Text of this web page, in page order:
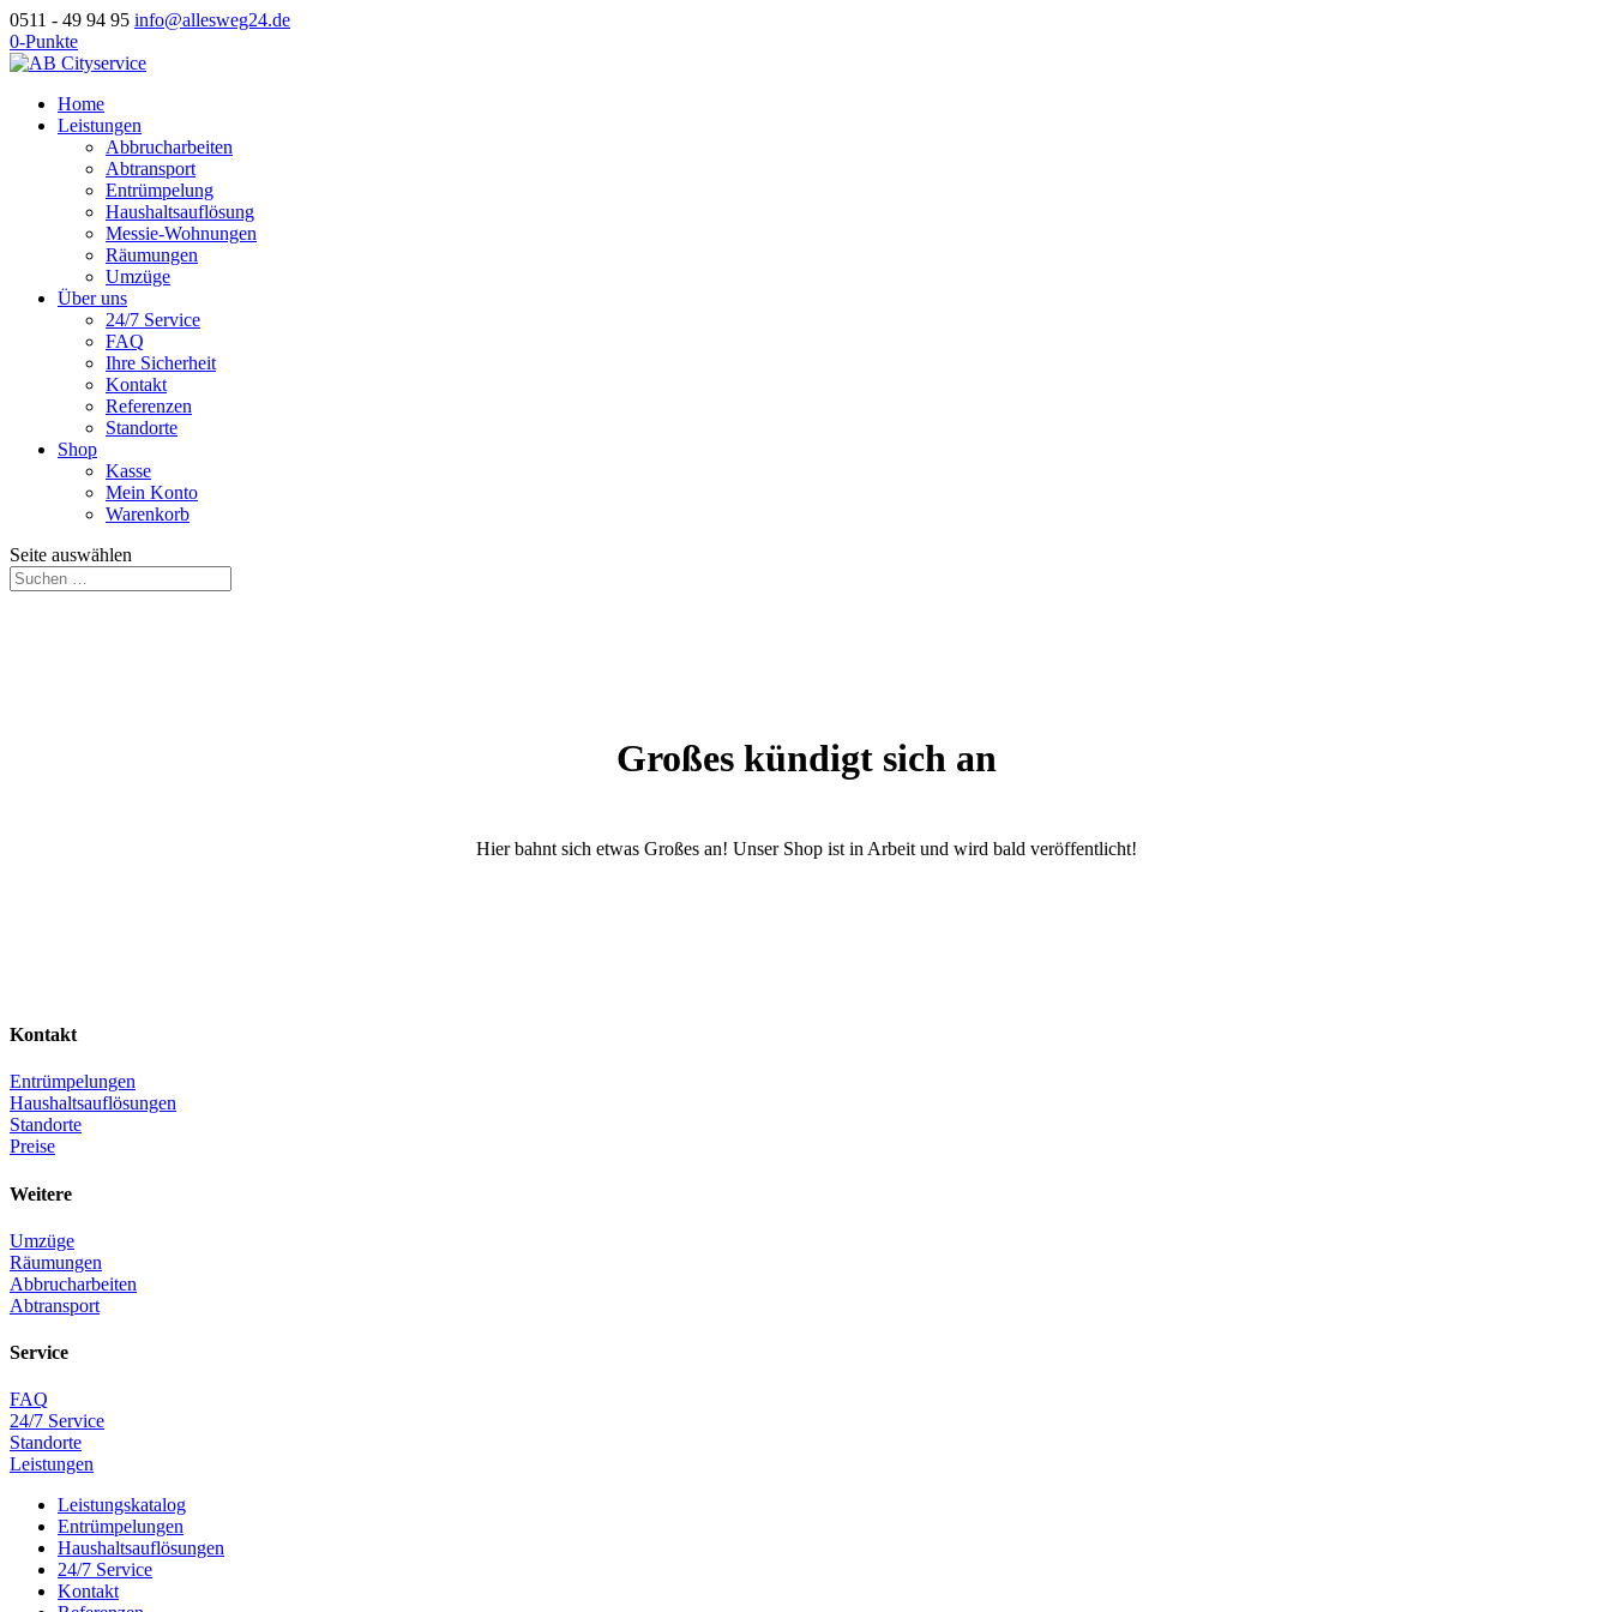
0511 - 49 94 95 info@allesweg24.de
0-Punkte
Home
Leistungen
Abbrucharbeiten
Abtransport
Entrümpelung
Haushaltsauflösung
Messie-Wohnungen
Räumungen
Umzüge
Über uns
24/7 Service
FAQ
Ihre Sicherheit
Kontakt
Referenzen
Standorte
Shop
Kasse
Mein Konto
Warenkorb
Seite auswählen
Großes kündigt sich an
Hier bahnt sich etwas Großes an! Unser Shop ist in Arbeit und wird bald veröffentlicht!
Kontakt
Entrümpelungen
Haushaltsauflösungen
Standorte
Preise
Weitere
Umzüge
Räumungen
Abbrucharbeiten
Abtransport
Service
FAQ
24/7 Service
Standorte
Leistungen
Leistungskatalog
Entrümpelungen
Haushaltsauflösungen
24/7 Service
Kontakt